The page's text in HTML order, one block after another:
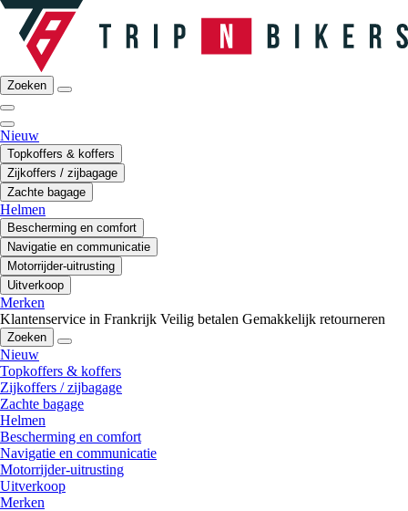
Zoeken
Nieuw
Topkoffers & koffers
Zijkoffers / zijbagage
Zachte bagage
Helmen
Bescherming en comfort
Navigatie en communicatie
Motorrijder-uitrusting
Uitverkoop
Merken
Klantenservice in Frankrijk Veilig betalen Gemakkelijk retourneren
Zoeken
Nieuw
Topkoffers & koffers
Zijkoffers / zijbagage
Zachte bagage
Helmen
Bescherming en comfort
Navigatie en communicatie
Motorrijder-uitrusting
Uitverkoop
Merken